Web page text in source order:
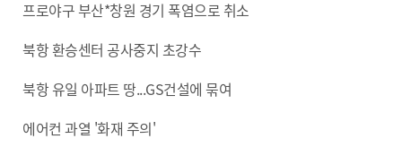
프로야구 부산*창원 경기 폭염으로 취소
북항 환승센터 공사중지 초강수
북항 유일 아파트 땅...GS건설에 묶여
에어컨 과열 '화재 주의'